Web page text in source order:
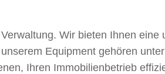
Wir bieten Ihnen eine
Equipment gehören
Ihren Immobilienbetrieb